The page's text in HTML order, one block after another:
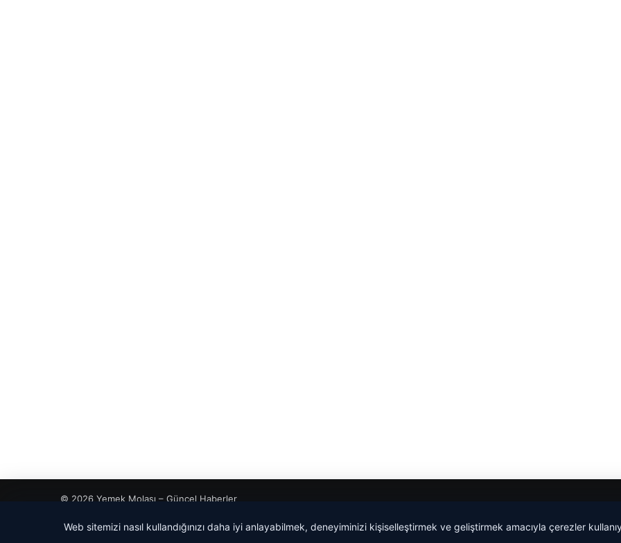
© 2026 Yemek Molası – Güncel Haberler
Web sitemizi nasıl kullandığınızı daha iyi anlayabilmek, deneyiminizi kişiselleştirmek ve geliştirmek amacıyla çerezler
malta work and study|lemagrup.com.tr